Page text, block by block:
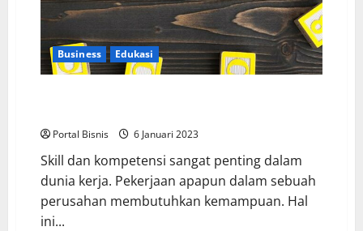
Business Edukasi
Portal Bisnis 6 Januari 2023
Skill dan kompetensi sangat penting dalam
dunia kerja. Pekerjaan apapun dalam sebuah
perusahan membutuhkan kemampuan. Hal
ini...